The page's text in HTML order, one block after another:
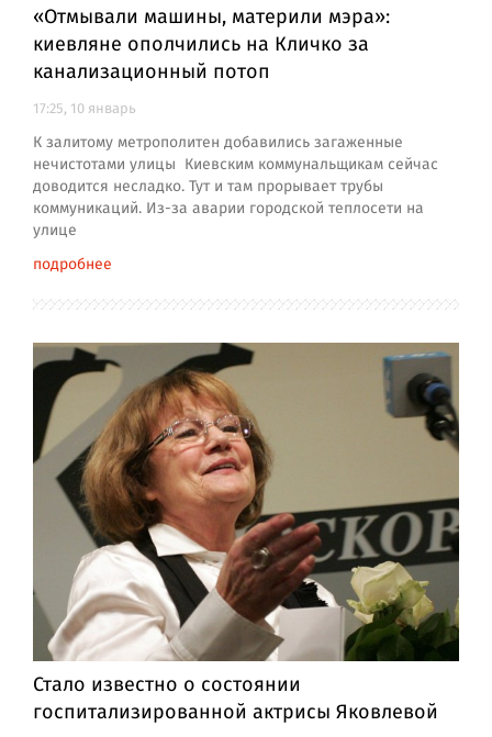
«Отмывали машины, материли мэра»:
киевляне ополчились на Кличко за
канализационный потоп
17:25, 10 январь
К залитому метрополитен добавились загаженные
нечистотами улицы Киевским коммунальщикам сейчас
доводится несладко. Тут и там прорывает трубы
коммуникаций. Из-за аварии городской теплосети на
улице
подробнее
Стало известно о состоянии
госпитализированной актрисы Яковлевой